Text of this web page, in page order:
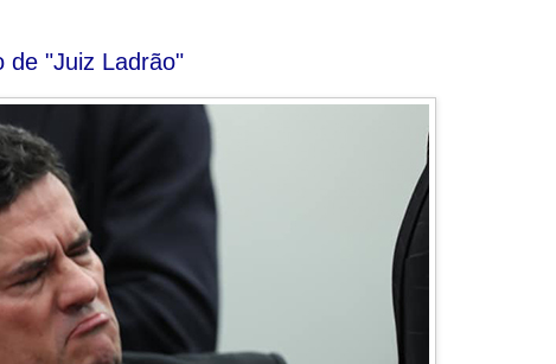
de "Juiz Ladrão"